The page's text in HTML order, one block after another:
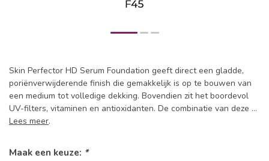
Skin Perfector HD Serum Foundation geeft direct een gladde,
poriënverwijderende finish die gemakkelijk is op te bouwen van
een medium tot volledige dekking. Bovendien zit het boordevol
UV-filters, vitaminen en antioxidanten. De combinatie van deze ...
Lees meer.
Maak een keuze: *